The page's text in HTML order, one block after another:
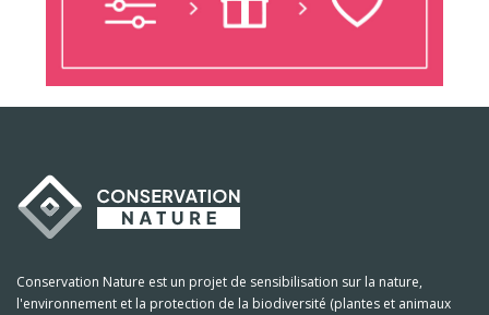
Conservation Nature est un projet de sensibilisation sur la nature,
l'environnement et la protection de la biodiversité (plantes et animaux